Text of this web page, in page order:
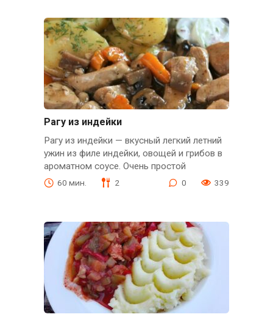
Рагу из индейки
Рагу из индейки — вкусный легкий летний
ужин из филе индейки, овощей и грибов в
ароматном соусе. Очень простой
60 мин. 2 0 339